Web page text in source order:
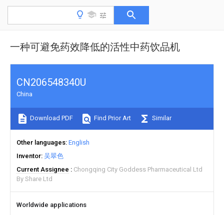
一种可避免药效降低的活性中药饮品机
CN206548340U
China
Download PDF Find Prior Art Similar
Other languages English
Inventor 吴翠色
Current Assignee
Chongqing City Goddess Pharmaceutical Ltd
By Share Ltd
Worldwide applications